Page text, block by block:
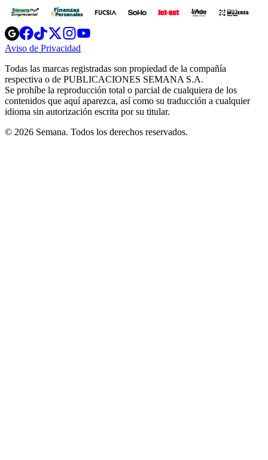
Opens
in
new
Opens
in
new
Opens
in
new
window
Opens
new
windowwindow
Aviso de Privacidad
new
window
Todas las marcas registradas son propiedad de la compañía
respectiva o de PUBLICACIONES SEMANA S.A.
Se prohíbe la reproducción total o parcial de cualquiera de los
contenidos que aquí aparezca, así como su traducción a cualquier
idioma sin autorización escrita por su titular.
© 2026 Semana. Todos los derechos reservados.